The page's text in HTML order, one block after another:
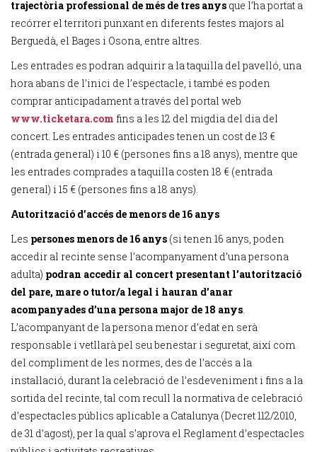
trajectòria professional de més de tres anys que l’ha portat a
recórrer el territori punxant en diferents festes majors al
Berguedà, el Bages i Osona, entre altres.
Les entrades es podran adquirir a la taquilla del pavelló, una
hora abans de l’inici de l’espectacle, i també es poden
comprar anticipadament a través del portal web
www.ticketara.com fins a les 12 del migdia del dia del
concert. Les entrades anticipades tenen un cost de 13 €
(entrada general) i 10 € (persones fins a 18 anys), mentre que
les entrades comprades a taquilla costen 18 € (entrada
general) i 15 € (persones fins a 18 anys).
Autorització d’accés de menors de 16 anys
Les persones menors de 16 anys (si tenen 16 anys, poden
accedir al recinte sense l’acompanyament d’una persona
adulta) podran accedir al concert presentant l’autorització
del pare, mare o tutor/a legal i hauran d’anar
acompanyades d’una persona major de 18 anys.
L’acompanyant de la persona menor d’edat en serà
responsable i vetllarà pel seu benestar i seguretat, així com
del compliment de les normes, des de l’accés a la
instal·lació, durant la celebració de l’esdeveniment i fins a la
sortida del recinte, tal com recull la normativa de celebració
d’espectacles públics aplicable a Catalunya (Decret 112/2010,
de 31 d’agost), per la qual s’aprova el Reglament d’espectacles